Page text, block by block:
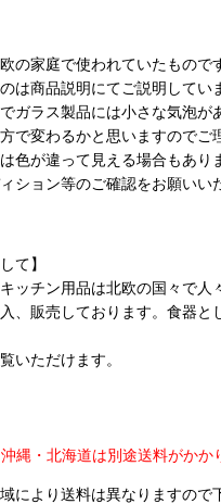
の家庭で使われていたもの
は商品説明にてご説明して
ガラス製品には小さな気泡が
で変わるかと思いますのでご
色が違って見える場合もあ
ション等のご確認をお願い
て】
ッチン用品は北欧の国々で
、販売しております。食器
いただけます。
・北海道は別途送料がかか
により送料は異なりますので